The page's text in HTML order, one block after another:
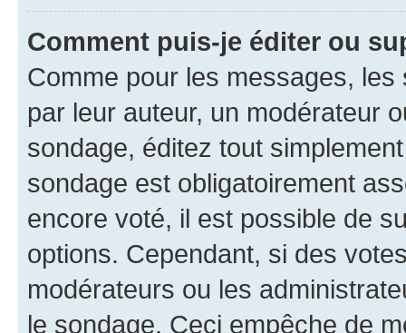
Comment puis-je éditer ou
Comme pour les messages,
par leur auteur, un modérateur
sondage, éditez tout
sondage est obligatoirement
encore voté, il est possible de
options. Cependant, si des
modérateurs ou les
le sondage. Ceci empêche de